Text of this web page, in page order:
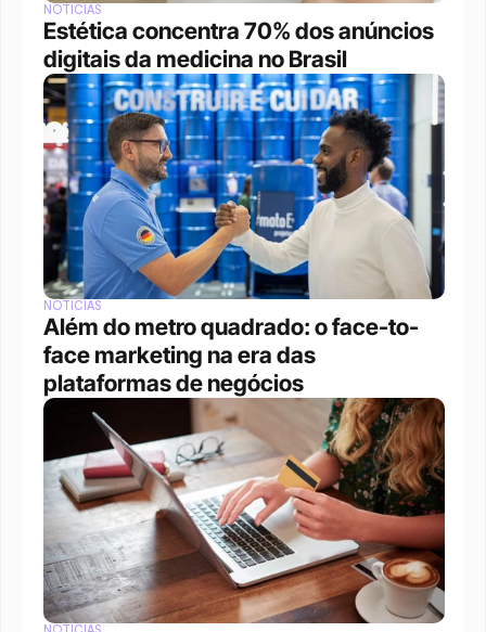
NOTÍCIAS
Estética concentra 70% dos anúncios
digitais da medicina no Brasil
NOTÍCIAS
Além do metro quadrado: o face-to-
face marketing na era das
plataformas de negócios